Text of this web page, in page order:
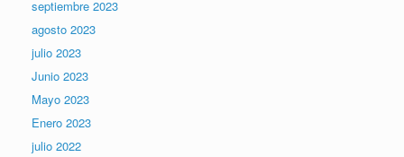
septiembre 2023
agosto 2023
julio 2023
Junio 2023
Mayo 2023
Enero 2023
julio 2022